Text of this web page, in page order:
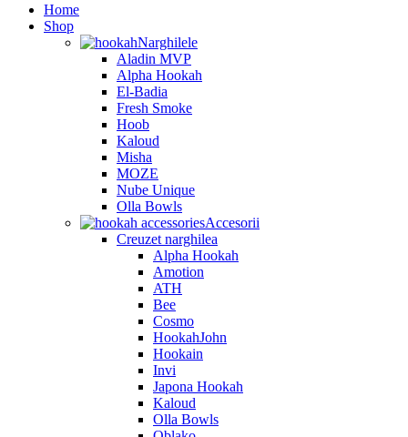
Home
Shop
Narghilele
Aladin MVP
Alpha Hookah
El-Badia
Fresh Smoke
Hoob
Kaloud
Misha
MOZE
Nube Unique
Olla Bowls
Accesorii
Creuzet narghilea
Alpha Hookah
Amotion
ATH
Bee
Cosmo
HookahJohn
Hookain
Invi
Japona Hookah
Kaloud
Olla Bowls